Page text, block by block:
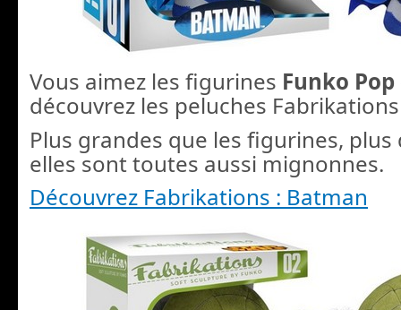
Vous aimez les figurines Funko Pop
découvrez les peluches
Plus grandes que les figurines, plus
elles sont toutes aussi mignonnes.
Découvrez Fabrikations : Batman